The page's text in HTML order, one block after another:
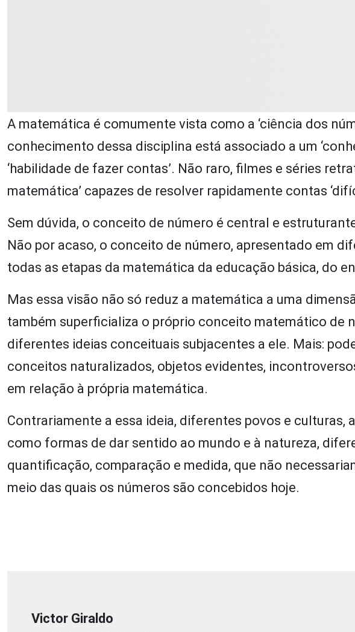
A matemática é comumente vista como a ‘ciência dos
conhecimento dessa disciplina está associado a um
‘habilidade de fazer contas’. Não raro, filmes e séries
matemática’ capazes de resolver rapidamente contas
Sem dúvida, o conceito de número é central e
Não por acaso, o conceito de número, apresentado em
todas as etapas da matemática da educação básica, do
Mas essa visão não só reduz a matemática a uma
também superficializa o próprio conceito matemático de
diferentes ideias conceituais subjacentes a ele. Mais:
conceitos naturalizados, objetos evidentes,
em relação à própria matemática.
Contrariamente a essa ideia, diferentes povos e culturas,
como formas de dar sentido ao mundo e à natureza,
quantificação, comparação e medida, que não
meio das quais os números são concebidos hoje.
Victor Giraldo